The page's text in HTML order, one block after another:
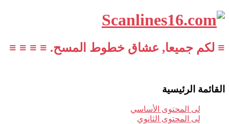
≡ لكم جميعا, عشاق خطوط المسح. ≡ ≡ ≡ ≡
القائمة الرئيسية
تخطي إلى المحتوى الأساسي
تخطي إلى المحتوى الثانوي